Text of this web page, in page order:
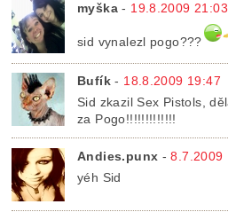
myška - 19.8.2009 21:03
sid vynalezl pogo???
Bufík - 18.8.2009 19:47
Sid zkazil Sex Pistols,
za Pogo!!!!!!!!!!!!!
Andies.punx -8.7.2009
yéh Sid